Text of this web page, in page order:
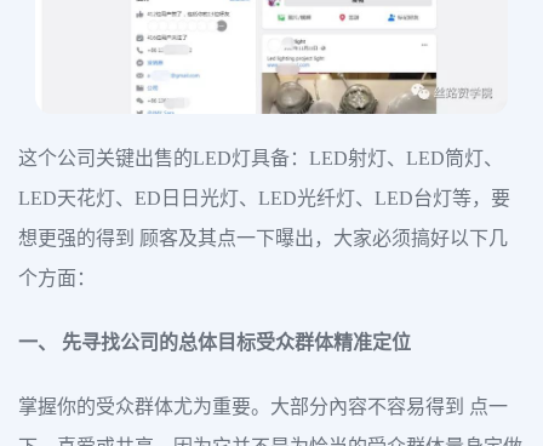
这个公司关键出售的LED灯具备：LED射灯、LED筒灯、
LED天花灯、ED日日光灯、LED光纤灯、LED台灯等，要
想更强的得到 顾客及其点一下曝出，大家必须搞好以下几
个方面：
一、 先寻找公司的总体目标受众群体精准定位
掌握你的受众群体尤为重要。大部分內容不容易得到 点一